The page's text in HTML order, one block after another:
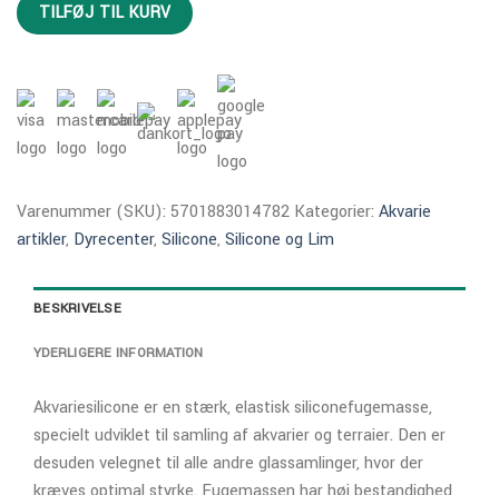
TILFØJ TIL KURV
Varenummer (SKU): 5701883014782 Kategorier: Akvarie
artikler, Dyrecenter, Silicone, Silicone og Lim
BESKRIVELSE
YDERLIGERE INFORMATION
Akvariesilicone er en stærk, elastisk siliconefugemasse,
specielt udviklet til samling af akvarier og terraier. Den er
desuden velegnet til alle andre glassamlinger, hvor der